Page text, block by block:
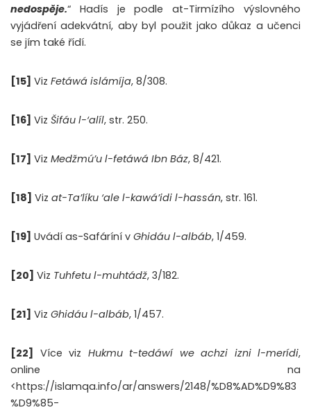
nedospěje.“ Hadís je podle at-Tirmízího výslovného
vyjádření adekvátní, aby byl použit jako důkaz a učenci
se jím také řídí.
[15] Viz Fetáwá islámíja, 8/308.
[16] Viz Šifáu l-‘alíl, str. 250.
[17] Viz Medžmú’u l-fetáwá Ibn Báz, 8/421.
[18] Viz at-Ta’líku ‘ale l-kawá’idi l-hassán, str. 161.
[19] Uvádí as-Safáríní v Ghidáu l-albáb, 1/459.
[20] Viz Tuhfetu l-muhtádž, 3/182.
[21] Viz Ghidáu l-albáb, 1/457.
[22] Více viz Hukmu t-tedáwí we achzi izni l-merídi,
online na
<https://islamqa.info/ar/answers/2148/%D8%AD%D9%83
%D9%85-